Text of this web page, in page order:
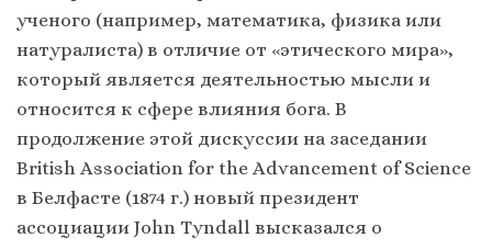
ученого (например, математика, физика или
натуралиста) в отличие от «этического мира»,
который является деятельностью мысли и
относится к сфере влияния бога. В
продолжение этой дискуссии на заседании
British Association for the Advancement of Science
в Белфасте (1874 г.) новый президент
ассоциации John Tyndall высказался о